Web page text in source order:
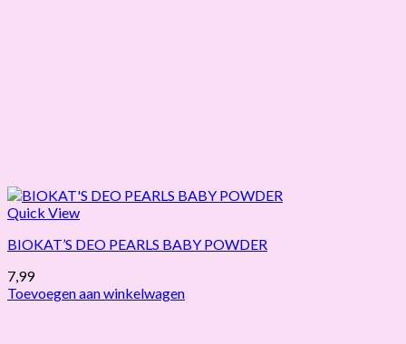
Quick View
BIOKAT’S DEO PEARLS BABY POWDER
7,99
Toevoegen aan winkelwagen